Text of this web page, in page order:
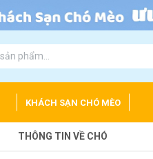
KHÁCH SẠN CHÓ MÈO
THÔNG TIN VỀ CHÓ